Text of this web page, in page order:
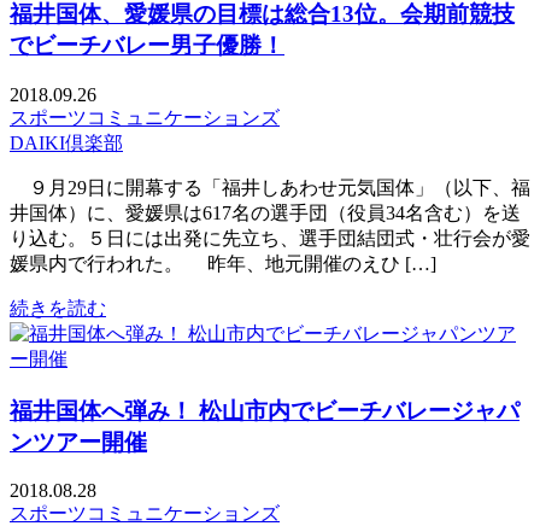
福井国体、愛媛県の目標は総合13位。会期前競技
でビーチバレー男子優勝！
2018.09.26
スポーツコミュニケーションズ
DAIKI倶楽部
９月29日に開幕する「福井しあわせ元気国体」（以下、福
井国体）に、愛媛県は617名の選手団（役員34名含む）を送
り込む。５日には出発に先立ち、選手団結団式・壮行会が愛
媛県内で行われた。 昨年、地元開催のえひ […]
続きを読む
福井国体へ弾み！ 松山市内でビーチバレージャパ
ンツアー開催
2018.08.28
スポーツコミュニケーションズ